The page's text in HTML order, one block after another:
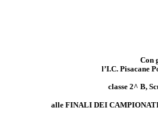
Con
l’I.C. Pisacane
classe 2^ B,
alle FINALI DEI